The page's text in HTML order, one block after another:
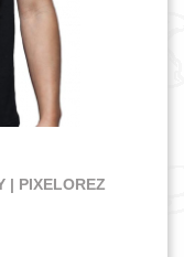
| PIXELOREZ